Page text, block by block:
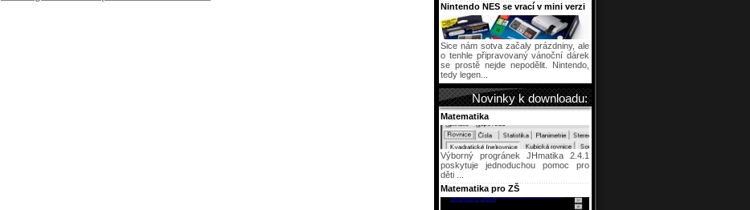
Nintendo NES se vrací v mini verzi
Sice nám sotva začaly prázdniny, ale
o tenhle připravovaný vánoční dárek
se prostě nejde nepodělit. Nintendo,
tedy legen...
Novinky k downloadu:
Matematika
Výborný progránek JHmatika 2.4.1
poskytuje jednoduchou pomoc pro
děti ...
Matematika pro ZŠ